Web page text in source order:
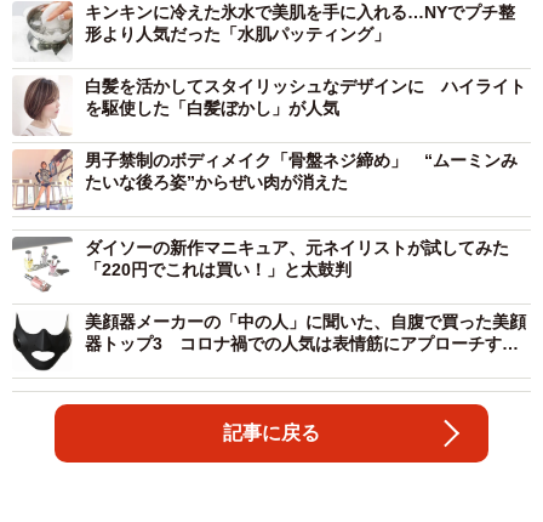
キンキンに冷えた氷水で美肌を手に入れる…NYでプチ整
形より人気だった「水肌パッティング」
白髪を活かしてスタイリッシュなデザインに ハイライト
を駆使した「白髪ぼかし」が人気
男子禁制のボディメイク「骨盤ネジ締め」 “ムーミンみ
たいな後ろ姿”からぜい肉が消えた
ダイソーの新作マニキュア、元ネイリストが試してみた
「220円でこれは買い！」と太鼓判
美顔器メーカーの「中の人」に聞いた、自腹で買った美顔
器トップ3 コロナ禍での人気は表情筋にアプローチする
記事に戻る